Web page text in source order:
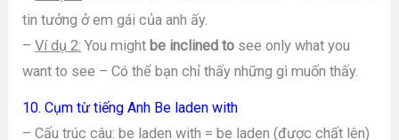
tin tưởng ở em gái của anh ấy.
–Ví dụ 2: You might be inclined to see only what you
want to see – Có thể bạn chỉ thấy những gì muốn thấy.
10. Cụm từ tiếng Anh Be laden with
– Cấu trúc câu: be laden with = be laden (được chất lên)